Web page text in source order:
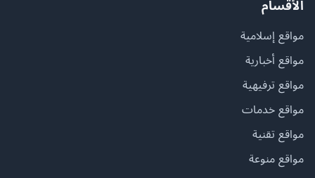
الأقسام
مواقع إسلامية
مواقع أخبارية
مواقع ترفيهية
مواقع خدمات
مواقع تقنية
مواقع منوعة